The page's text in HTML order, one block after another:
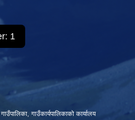
1
गाउँकार्यपालिकाको कार्यालय